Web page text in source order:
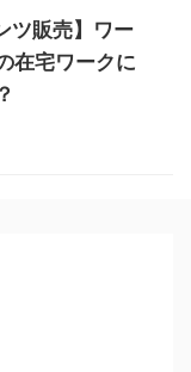
ツ販売】ワー
在宅ワークに